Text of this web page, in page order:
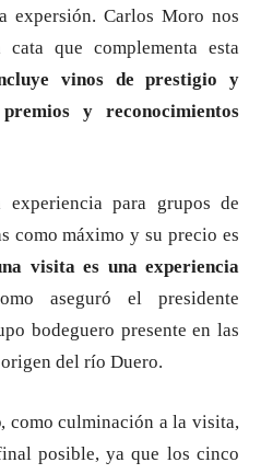
expersión. Carlos Moro nos
cata que complementa esta
vinos de prestigio y
y reconocimientos
experiencia para grupos de
como máximo y su precio es
visita es una experiencia
aseguró el presidente
bodeguero presente en las
del río Duero.
, como culminación a la visita,
posible, ya que los cinco